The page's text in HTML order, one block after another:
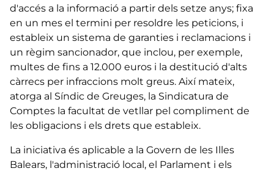
d'accés a la informació a partir dels setze anys; fixa
en un mes el termini per resoldre les peticions, i
estableix un sistema de garanties i reclamacions i
un règim sancionador, que inclou, per exemple,
multes de fins a 12.000 euros i la destitució d'alts
càrrecs per infraccions molt greus. Així mateix,
atorga al Síndic de Greuges, la Sindicatura de
Comptes la facultat de vetllar pel compliment de
les obligacions i els drets que estableix.
La iniciativa és aplicable a la Govern de les Illes
Balears, l'administració local, el Parlament i els